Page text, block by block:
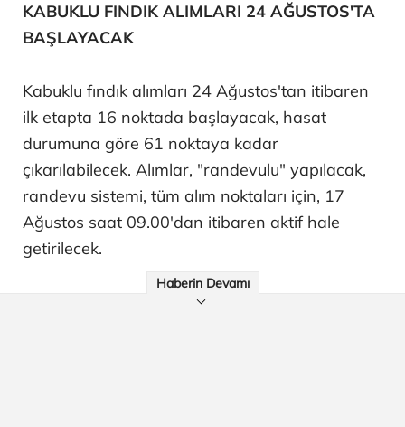
KABUKLU FINDIK ALIMLARI 24 AĞUSTOS'TA
BAŞLAYACAK
Kabuklu fındık alımları 24 Ağustos'tan itibaren
ilk etapta 16 noktada başlayacak, hasat
durumuna göre 61 noktaya kadar
çıkarılabilecek. Alımlar, "randevulu" yapılacak,
randevu sistemi, tüm alım noktaları için, 17
Ağustos saat 09.00'dan itibaren aktif hale
getirilecek.
Haberin Devamı